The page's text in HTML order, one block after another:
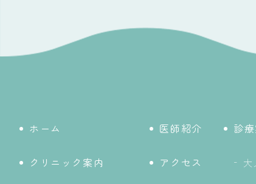
ホーム 医師紹介
クリニック案内 アクセス
診
大